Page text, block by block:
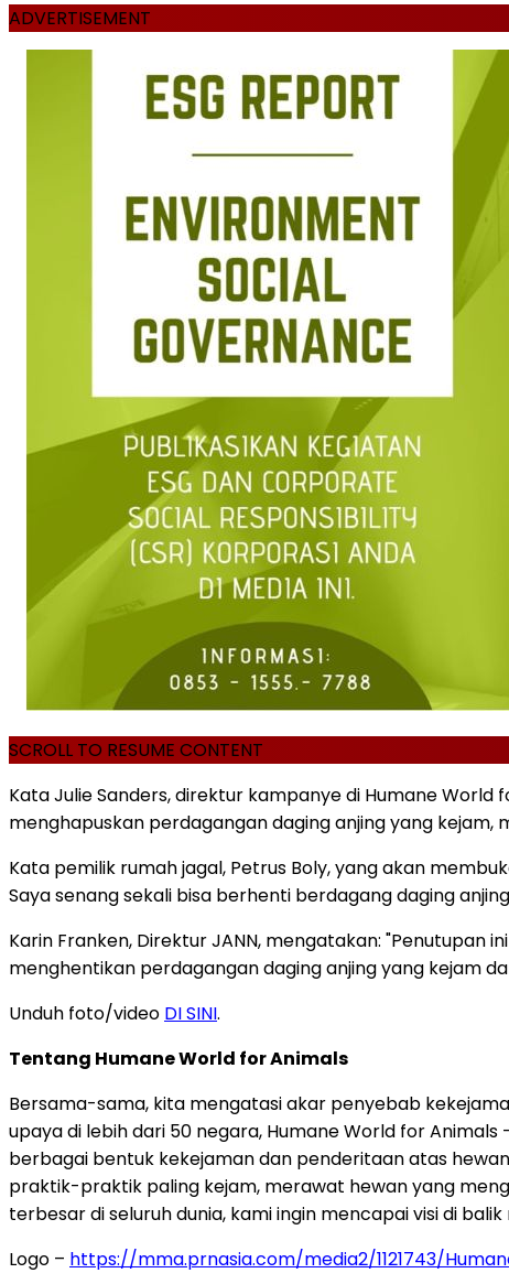
ADVERTISEMENT
SCROLL TO RESUME CONTENT
Kata Julie Sanders, direktur kampanye di Humane World
menghapuskan perdagangan daging anjing yang kejam,
Kata pemilik rumah jagal, Petrus Boly, yang akan
Saya senang sekali bisa berhenti berdagang daging
Karin Franken, Direktur JANN, mengatakan: "Penutupan
menghentikan perdagangan daging anjing yang kejam
Unduh foto/video DI SINI.
Tentang Humane World for Animals
Bersama-sama, kita mengatasi akar penyebab
upaya di lebih dari 50 negara, Humane World for
berbagai bentuk kekejaman dan penderitaan atas
praktik-praktik paling kejam, merawat hewan yang
terbesar di seluruh dunia, kami ingin mencapai visi di
Logo – https://mma.prnasia.com/media2/1121743/